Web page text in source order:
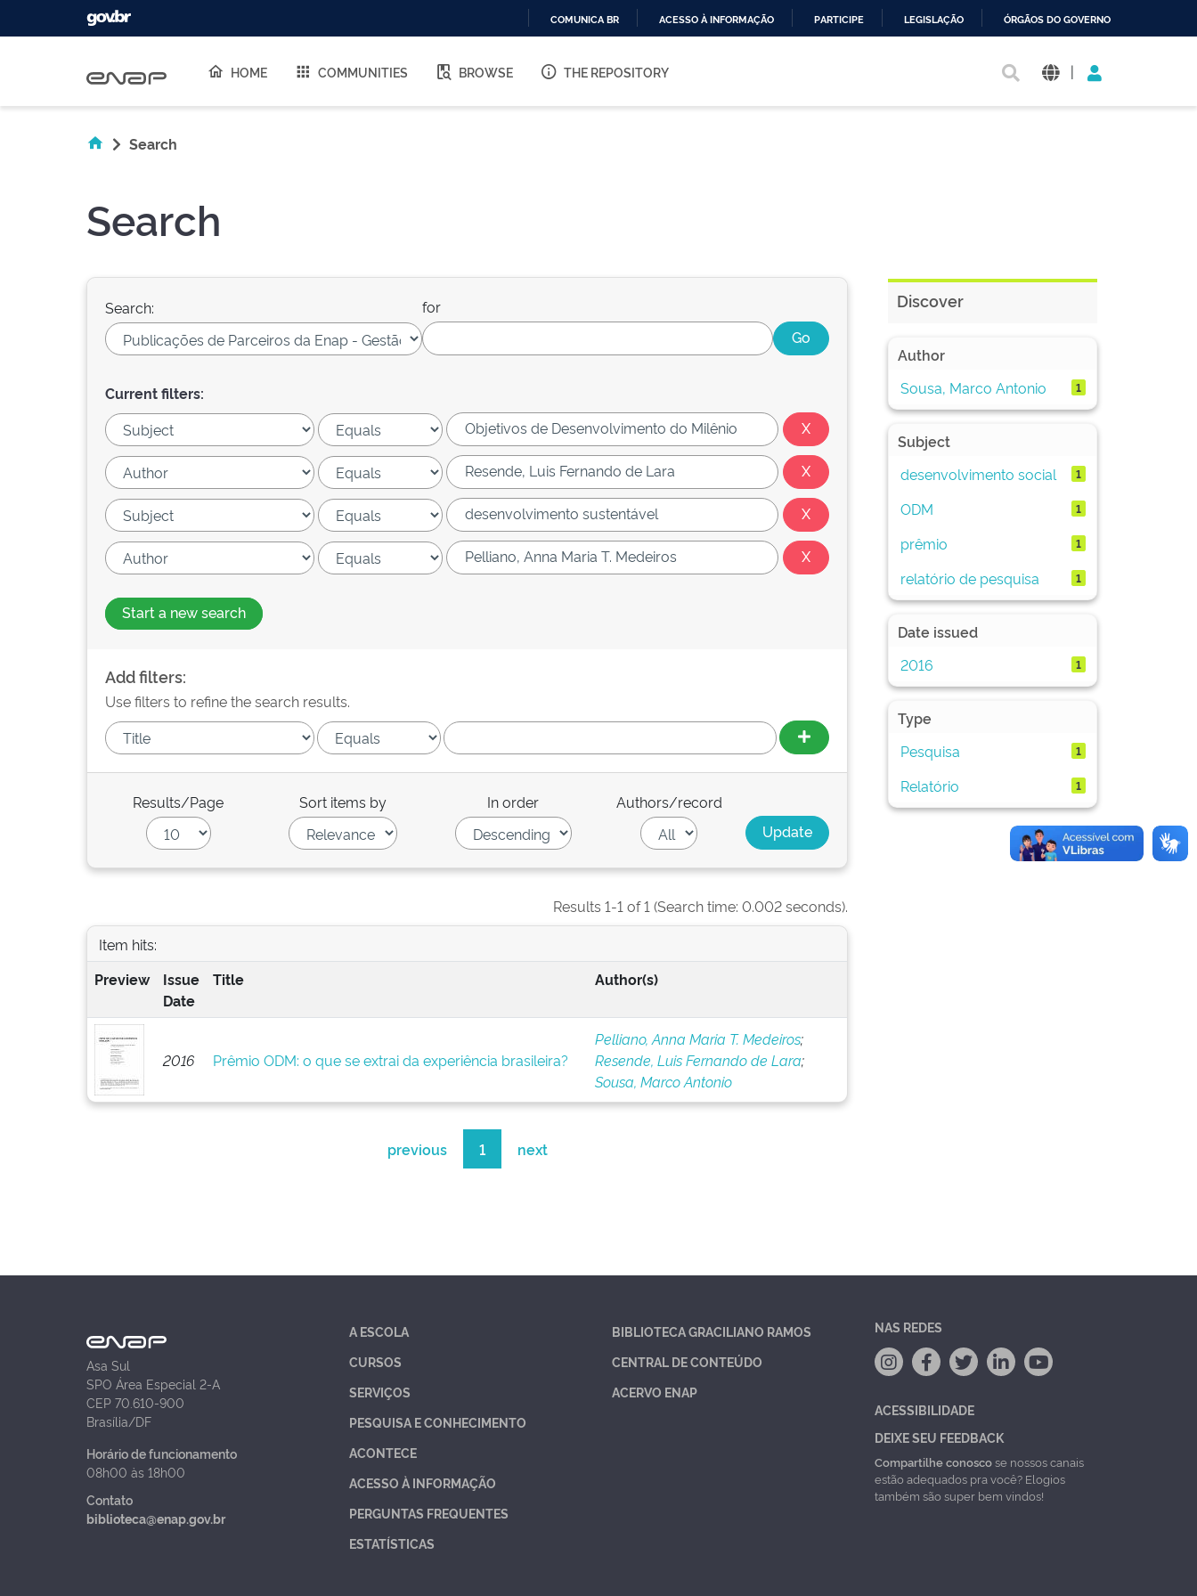
O
COMUNICA BR ACESSO À INFORMAÇÃO PARTICIPE LEGISLAÇÃO ÓRGÃOS DO GOVERNO
HOME COMMUNITIES BROWSE THE REPOSITORY |
Search
Search
Search: for
Current filters:
Start a new search
Add filters:
Use filters to refine the search results.
Results/Page Sort items by In order Authors/record
Results 1-1 of 1 (Search time: 0.002 seconds).
Item hits:
Preview
Issue
Date
Title Author(s)
2016 Prêmio ODM: o que se extrai da experiência brasileira?
Pelliano, Anna Maria T. Medeiros;
Resende, Luis Fernando de Lara;
Sousa, Marco Antonio
previous 1 next
Discover
Author
Sousa, Marco Antonio
1
Subject
desenvolvimento social
1
ODM 1
prêmio 1
relatório de pesquisa 1
Date issued
2016
1
Type
Pesquisa
1
Relatório 1
Asa Sul
SPO Área Especial 2-A
CEP 70.610-900
Brasília/DF
Horário de funcionamento
08h00 às 18h00
Contato
biblioteca@enap.gov.br
A ESCOLA
CURSOS
SERVIÇOS
PESQUISA E CONHECIMENTO
ACONTECE
ACESSO À INFORMAÇÃO
PERGUNTAS FREQUENTES
ESTATÍSTICAS
BIBLIOTECA GRACILIANO RAMOS
CENTRAL DE CONTEÚDO
ACERVO ENAP
NAS REDES
ACESSIBILIDADE
DEIXE SEU FEEDBACK
Compartilhe conoscose nossos canais
estão adequados pra você? Elogios
também são super bem vindos!